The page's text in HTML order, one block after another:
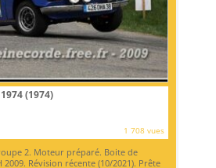
(1974)
1 708 vues
2. Moteur préparé. Boite de
2009. Révision récente (10/2021). Prête